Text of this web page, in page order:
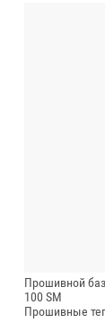
Прошивной
100 SM
Прошивные